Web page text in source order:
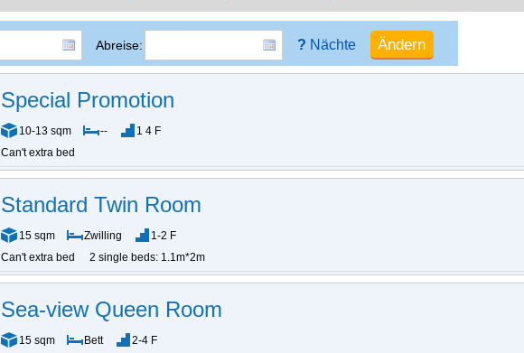
Abreise: ? Nächte
Special Promotion
10-13 sqm --
1 4 F
Can't extra bed
Standard Twin Room
15 sqm Zwilling
1-2 F
Can't extra bed
2 single beds: 1.1m*2m
Sea-view Queen Room
15 sqm Bett
2-4 F